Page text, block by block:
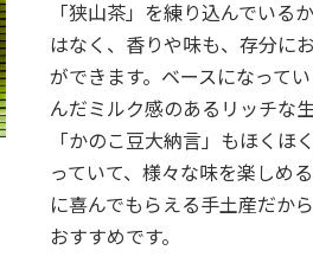
「狭山茶」を練り込んでいる
はなく、香りや味も、存分に
ができます。ベースになって
んだミルク感のあるリッチな
「かのこ豆大納言」もほくほ
っていて、様々な味を楽しめ
に喜んでもらえる手土産だか
おすすめです。